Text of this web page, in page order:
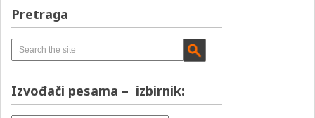
Pretraga
Izvođači pesama – izbirnik: